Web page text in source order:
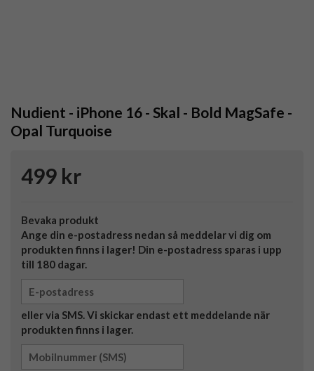
Nudient - iPhone 16 - Skal - Bold MagSafe -
Opal Turquoise
499 kr
Bevaka produkt
Ange din e-postadress nedan så meddelar vi dig om
produkten finns i lager! Din e-postadress sparas i upp
till 180 dagar.
eller via SMS. Vi skickar endast ett meddelande när
produkten finns i lager.